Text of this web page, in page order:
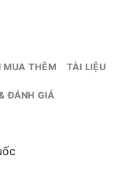
MUA THÊM TÀI LIỆU
ĐÁNH GIÁ